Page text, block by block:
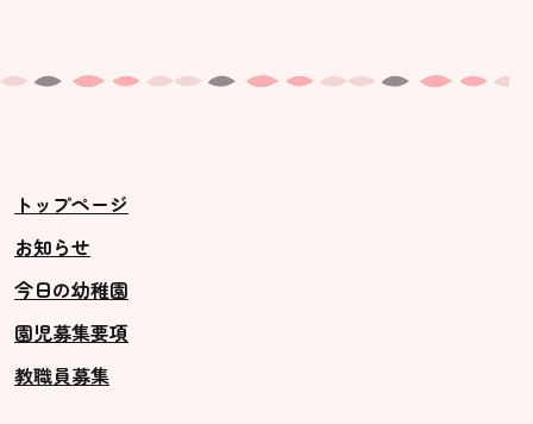
トップページ
お知らせ
今日の幼稚園
園児募集要項
教職員募集
未就園児クラス
ス ]
2歳児ひとり登園［ゆず組 ]
グループ施設・
関係先リンク